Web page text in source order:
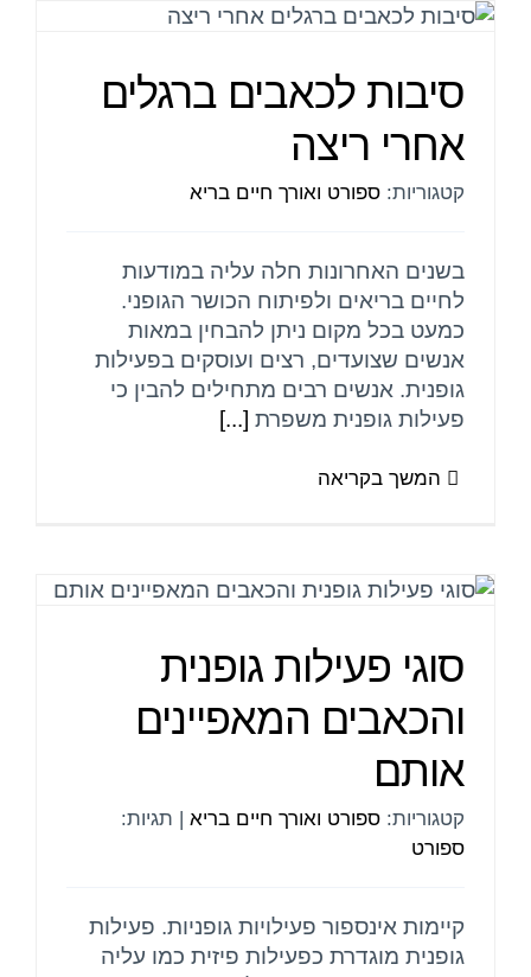
סיבות לכאבים ברגלים
אחרי ריצה
קטגוריות: ספורט ואורך חיים בריא
בשנים האחרונות חלה עליה במודעות
לחיים בריאים ולפיתוח הכושר הגופני.
כמעט בכל מקום ניתן להבחין במאות
אנשים שצועדים, רצים ועוסקים בפעילות
גופנית. אנשים רבים מתחילים להבין כי
פעילות גופנית משפרת [...]
המשך בקריאה
סוגי פעילות גופנית
והכאבים המאפיינים
אותם
קטגוריות: ספורט ואורך חיים בריא | תגיות:
ספורט
קיימות אינספור פעילויות גופניות. פעילות
גופנית מוגדרת כפעילות פיזית כמו עליה